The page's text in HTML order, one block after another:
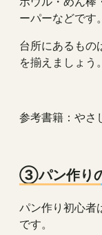
ーパーなどです。
台所にあるもの
を揃えましょう。
参考書籍：やさ
③パン作り
パン作り初心者
です。